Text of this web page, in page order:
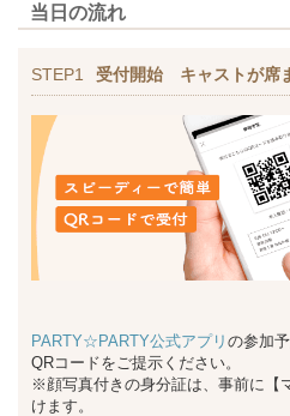
当日の流れ
STEP1 受付開始 キャストが席
PARTY☆PARTY公式アプリ の参加
QRコードをご提示ください。
※顔写真付きの身分証は、事前に【
けます。